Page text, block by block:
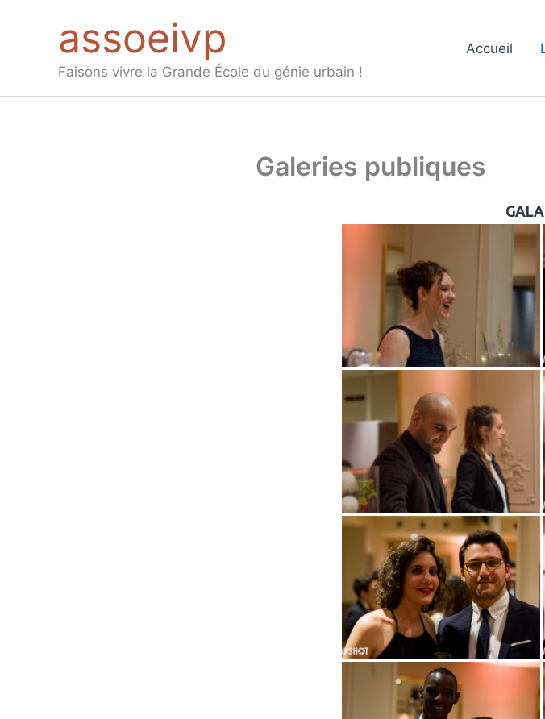
assoeivp
Faisons vivre la Grande École du génie urbain !
Accueil
Galeries publiques